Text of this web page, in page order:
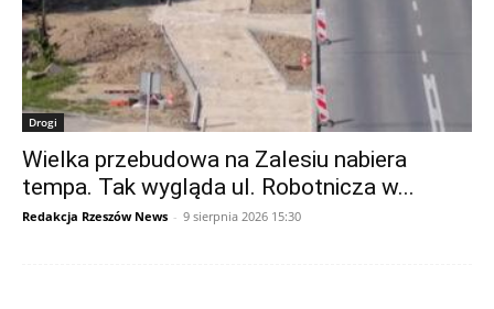
Drogi
Wielka przebudowa na Zalesiu nabiera
tempa. Tak wygląda ul. Robotnicza w...
Redakcja Rzeszów News - 9 sierpnia 2026 15:30